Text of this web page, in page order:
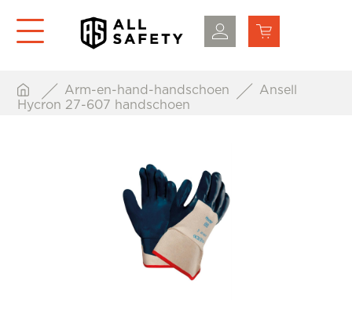
Arm-en-hand-handschoen
Ansell
Hycron 27-607 handschoen